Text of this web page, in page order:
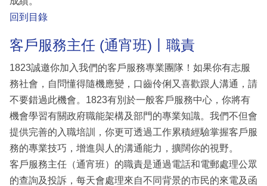
回到目錄
客戶服務主任 (通宵班)丨職責
1823誠邀你加入我們的客戶服務專業團隊！如果你有志服
務社會，自問懂得隨機應變，口齒伶俐又喜歡跟人溝通，請
不要錯過此機會。1823有別於一般客戶服務中心，你將有
機會學習有關政府職能架構及部門的專業知識。我們不但會
提供完善的入職培訓，你更可透過工作累積經驗掌握客戶服
務的專業技巧，增進與人的溝通能力，擴闊你的視野。
客戶服務主任（通宵班）的職責是通過電話和電郵處理公眾
的查詢及投訴，每天會處理來自不同背景的市民的來電及函